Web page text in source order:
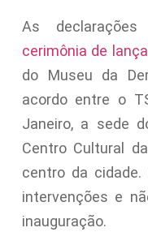
As
cerimônia de
do Museu da
acordo entre o
Janeiro, a sede
Centro Cultural
centro da
intervenções e
inauguração.